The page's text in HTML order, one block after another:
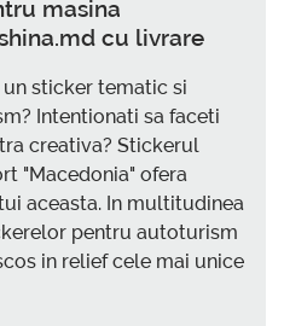
masina
cu livrare
sticker tematic si
Intentionati sa faceti
creativa? Stickerul
"Macedonia" ofera
aceasta. In multitudinea
pentru autoturism
in relief cele mai unice